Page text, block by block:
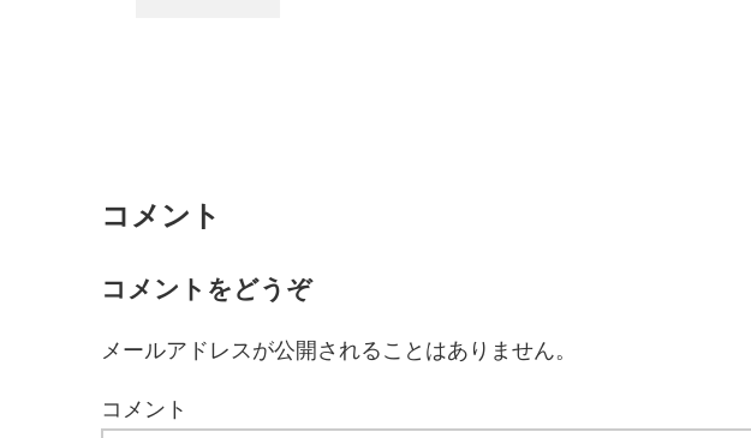
コメント
コメントをどうぞ
メールアドレスが公開されることはありません。
コメント